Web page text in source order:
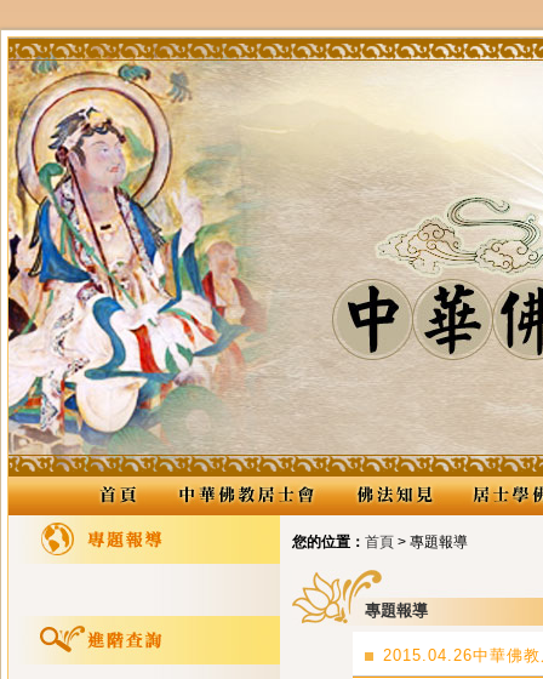
您的位置： 首頁 > 專題報導
專題報導
2015.04.26中華佛